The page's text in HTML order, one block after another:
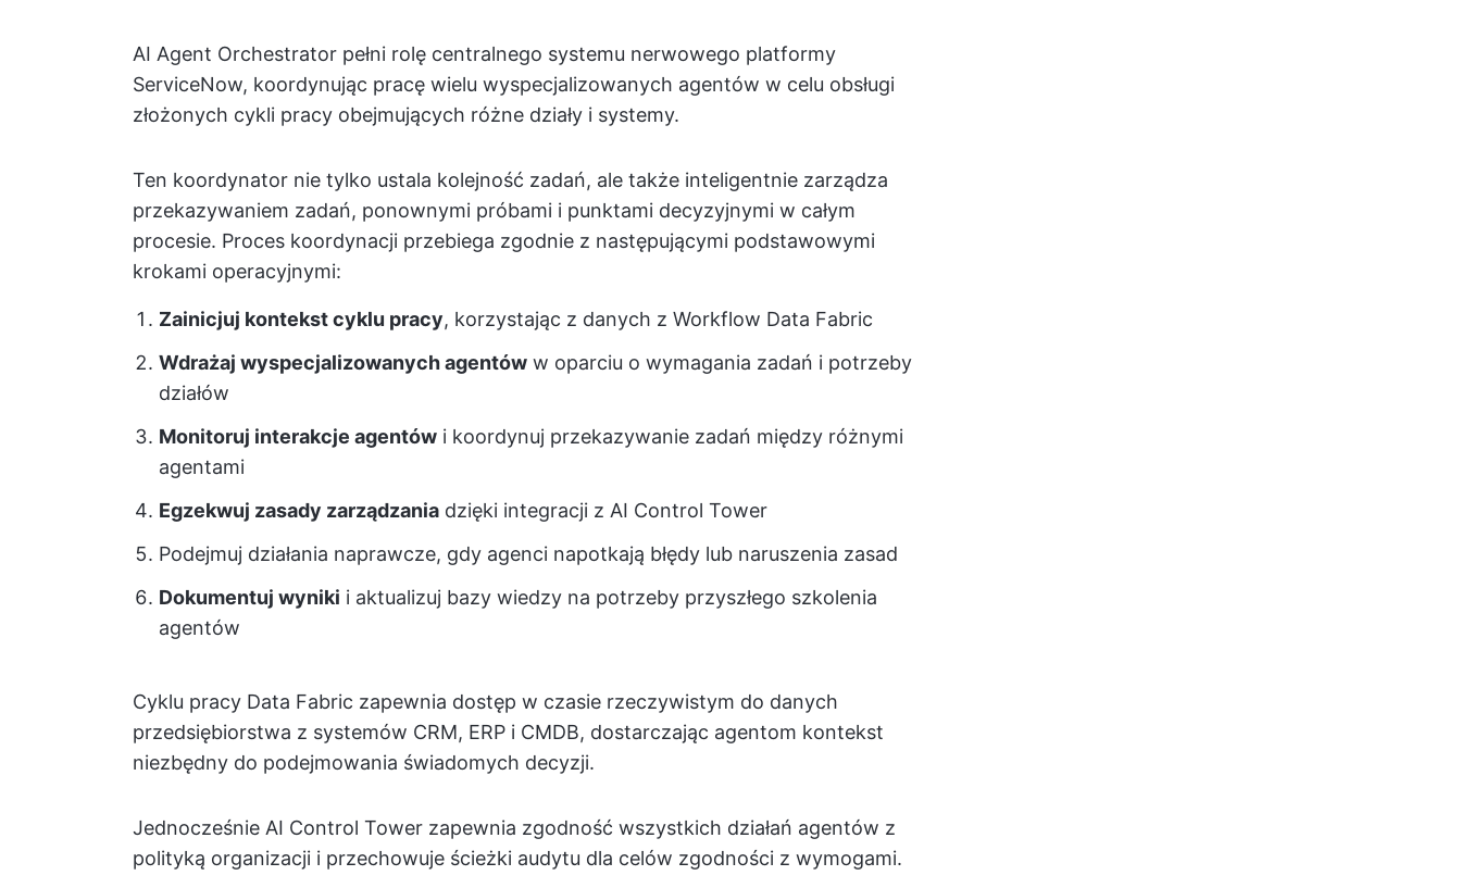
AI Agent Orchestrator pełni rolę centralnego systemu nerwowego platformy
ServiceNow, koordynując pracę wielu wyspecjalizowanych agentów w celu obsługi
złożonych cykli pracy obejmujących różne działy i systemy.
Ten koordynator nie tylko ustala kolejność zadań, ale także inteligentnie zarządza
przekazywaniem zadań, ponownymi próbami i punktami decyzyjnymi w całym
procesie. Proces koordynacji przebiega zgodnie z następującymi podstawowymi
krokami operacyjnymi:
Zainicjuj kontekst cyklu pracy, korzystając z danych z Workflow Data Fabric
Wdrażaj wyspecjalizowanych agentów w oparciu o wymagania zadań i potrzeby
działów
Monitoruj interakcje agentów i koordynuj przekazywanie zadań między różnymi
agentami
Egzekwuj zasady zarządzania dzięki integracji z AI Control Tower
Podejmuj działania naprawcze, gdy agenci napotkają błędy lub naruszenia zasad
Dokumentuj wyniki i aktualizuj bazy wiedzy na potrzeby przyszłego szkolenia
agentów
Cyklu pracy Data Fabric zapewnia dostęp w czasie rzeczywistym do danych
przedsiębiorstwa z systemów CRM, ERP i CMDB, dostarczając agentom kontekst
niezbędny do podejmowania świadomych decyzji.
Jednocześnie AI Control Tower zapewnia zgodność wszystkich działań agentów z
polityką organizacji i przechowuje ścieżki audytu dla celów zgodności z wymogami.